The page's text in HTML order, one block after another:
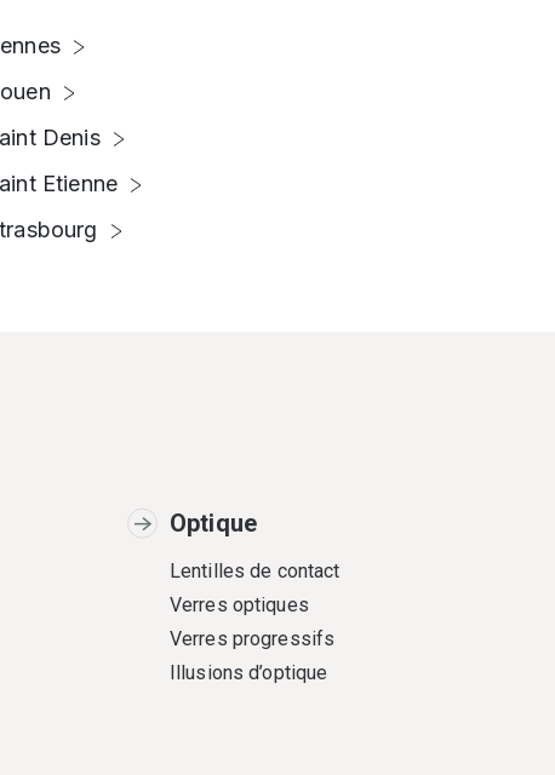
Denis
Etienne
Optique
Lentilles de contact
Verres optiques
Verres progressifs
Illusions d’optique